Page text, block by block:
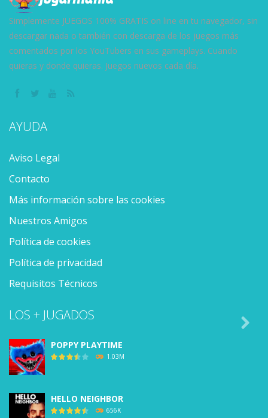
Simplemente JUEGOS 100% GRATIS on line en tu navegador, sin
descargar nada o también con descarga de los juegos más
comentados por los YouTubers en sus gameplays. Cuando
quieras y donde quieras. Juegos nuevos cada día.
AYUDA
Aviso Legal
Contacto
Más información sobre las cookies
Nuestros Amigos
Política de cookies
Política de privacidad
Requisitos Técnicos
LOS + JUGADOS
POPPY PLAYTIME
1.03M
HELLO NEIGHBOR
656K
